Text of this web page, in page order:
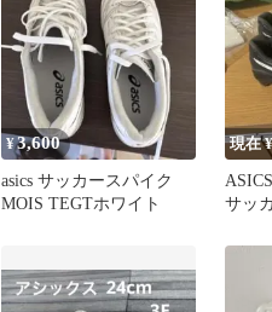
¥3,600
asics サッカースパイク
MOIS TEGTホワイト
現在 ¥
サッ